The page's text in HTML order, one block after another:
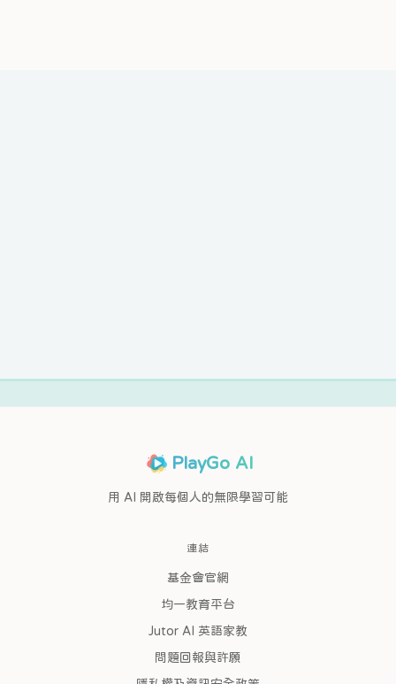
PlayGo AI
用 AI 開啟每個人的無限學習可能
連結
基金會官網
均一教育平台
Jutor AI 英語家教
問題回報與許願